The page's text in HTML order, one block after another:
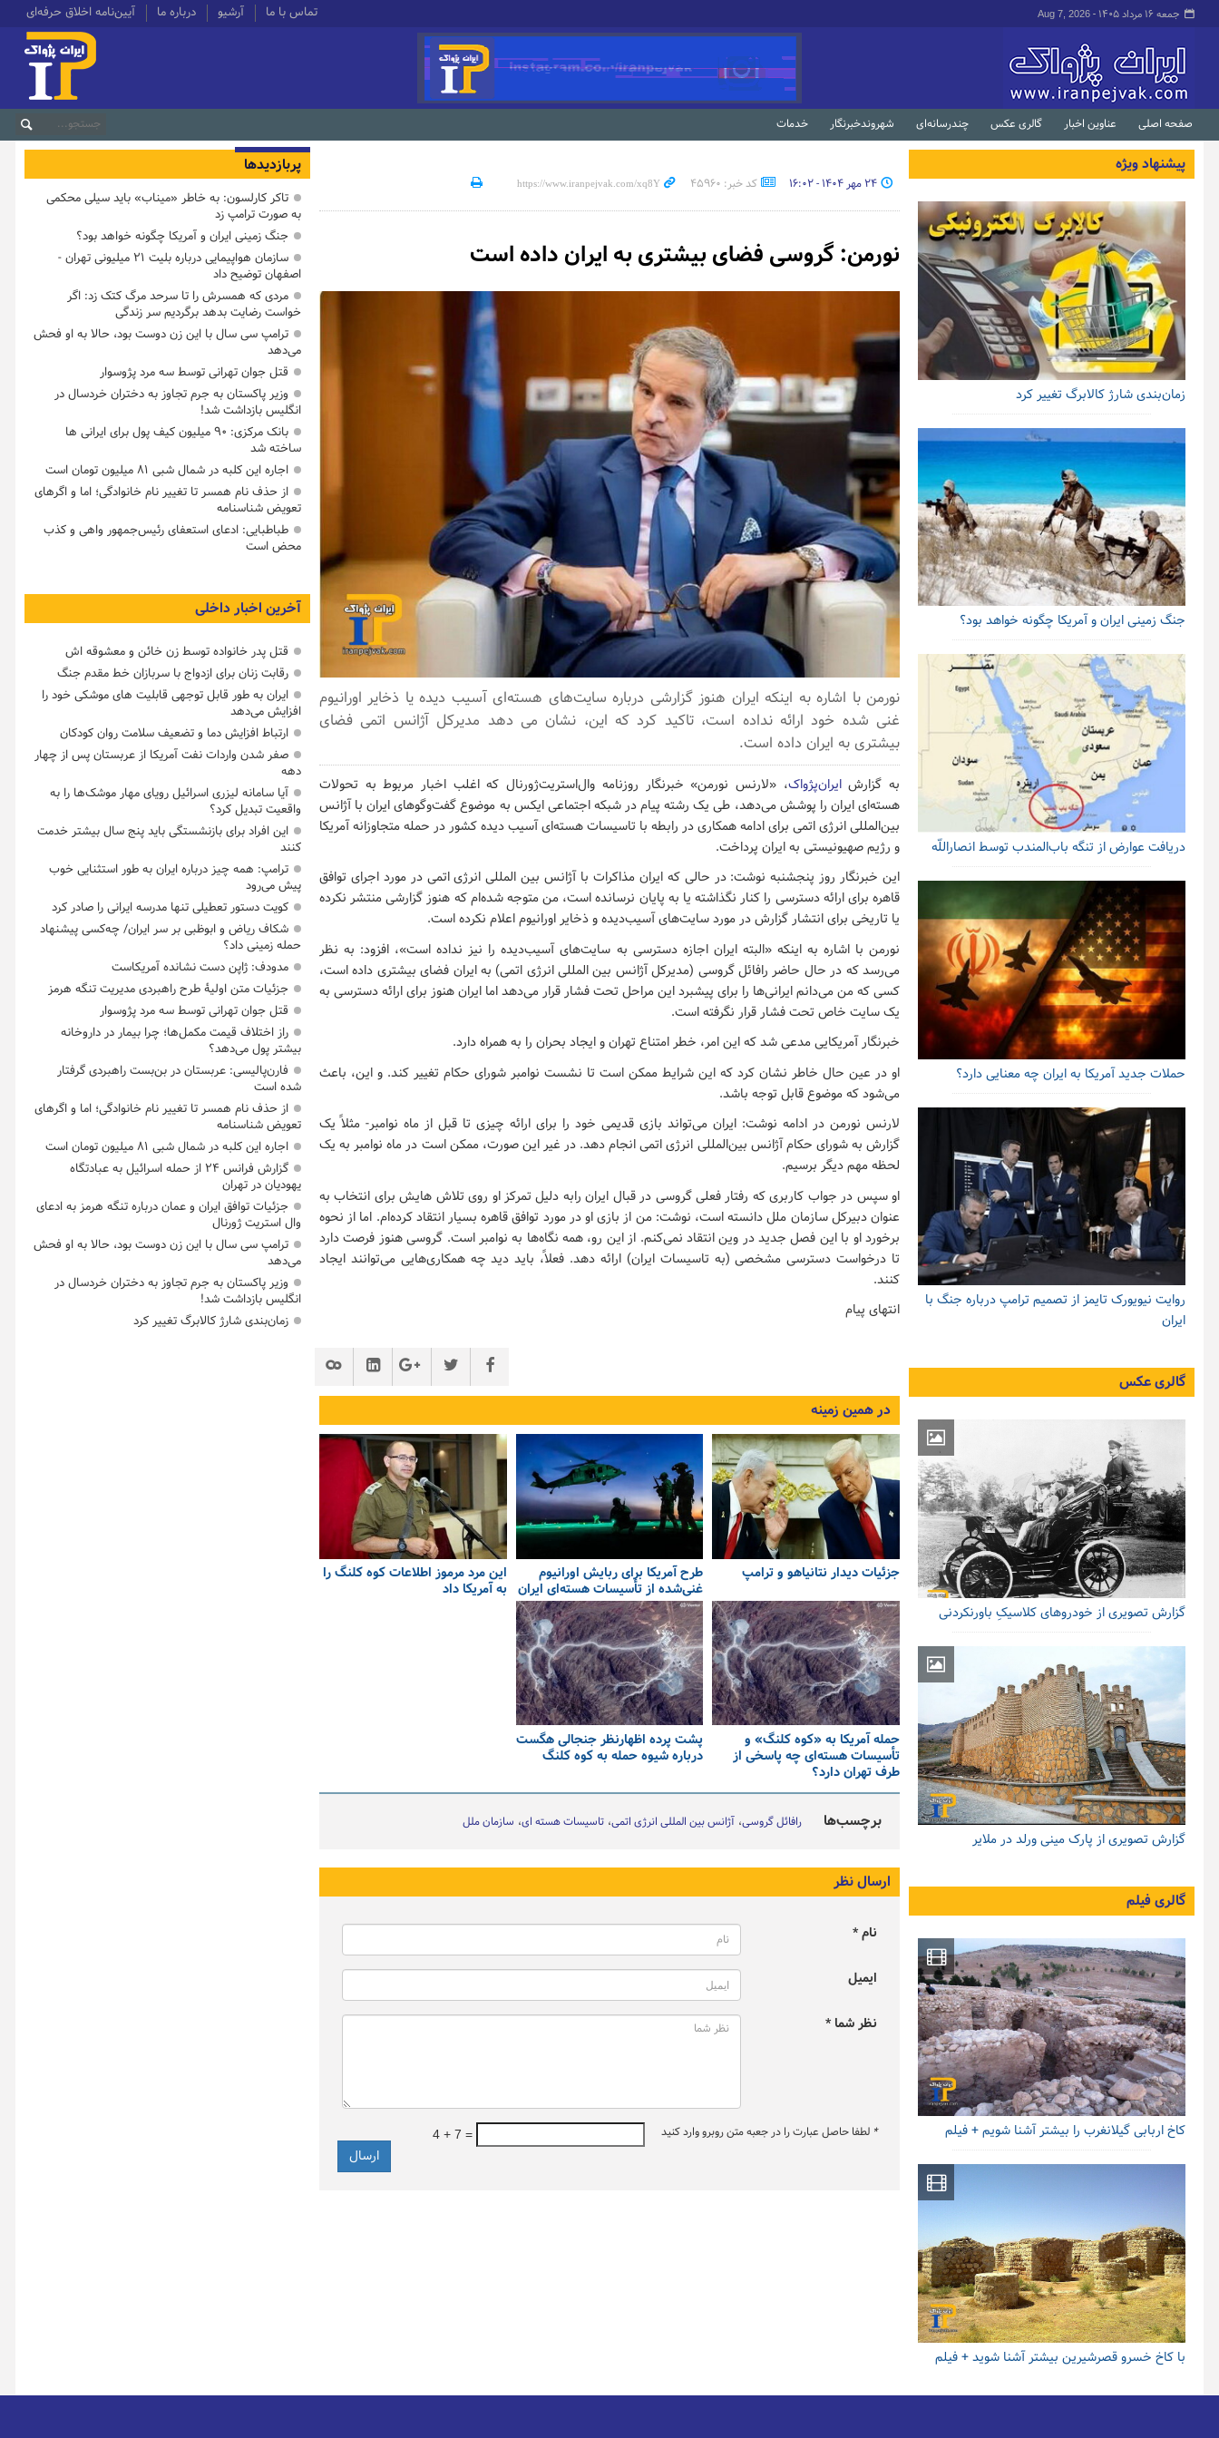
جمعه ۱۶ مرداد ۱۴۰۵ - Aug 7, 2026 تماس با ما آرشیو درباره ما آیین‌نامه اخلاق حرفه‌ای
صفحه اصلی عناوین اخبار گالری عکس چندرسانه‌ای شهروندخبرنگار خدمات
۲۴ مهر ۱۴۰۴ - ۱۶:۰۲ کد خبر: 45960
نورمن: گروسی فضای بیشتری به ایران داده است
نورمن با اشاره به اینکه ایران هنوز گزارشی درباره سایت‌های هسته‌ای آسیب دیده یا ذخایر اورانیوم
غنی شده خود ارائه نداده است، تاکید کرد که این، نشان می دهد مدیرکل آژانس اتمی فضای
بیشتری به ایران داده است.
به گزارشایران‌پژواک، «لارنس نورمن» خبرنگار روزنامه وال‌استریت‌ژورنال که اغلب اخبار مربوط به تحولات
هسته‌ای ایران را پوشش می‌دهد، طی یک رشته پیام در شبکه اجتماعی ایکس به موضوع گفت‌وگوهای ایران با آژانس
بین‌المللی انرژی اتمی برای ادامه همکاری در رابطه با تاسیسات هسته‌ای آسیب دیده کشور در حمله متجاوزانه آمریکا
و رژیم صهیونیستی به ایران پرداخت.
این خبرنگار روز پنجشنبه نوشت: در حالی که ایران مذاکرات با آژانس بین المللی انرژی اتمی در مورد اجرای توافق
قاهره برای ارائه دسترسی را کنار نگذاشته یا به پایان نرسانده است، من متوجه شده‌ام که هنوز گزارشی منتشر نکرده
یا تاریخی برای انتشار گزارش در مورد سایت‌های آسیب‌دیده و ذخایر اورانیوم اعلام نکرده است.
نورمن با اشاره به اینکه «البته ایران اجازه دسترسی به سایت‌های آسیب‌دیده را نیز نداده است»، افزود: به نظر
می‌رسد که در حال حاضر رافائل گروسی (مدیرکل آژانس بین المللی انرژی اتمی) به ایران فضای بیشتری داده است،
کسی که من می‌دانم ایرانی‌ها را برای پیشبرد این مراحل تحت فشار قرار می‌دهد اما ایران هنوز برای ارائه دسترسی به
یک سایت خاص تحت فشار قرار نگرفته است.
خبرنگار آمریکایی مدعی شد که این امر، خطر امتناع تهران و ایجاد بحران را به همراه دارد.
او در عین حال خاطر نشان کرد که این شرایط ممکن است تا نشست نوامبر شورای حکام تغییر کند. و این، باعث
می‌شود که موضوع قابل توجه باشد.
لارنس نورمن در ادامه نوشت: ایران می‌تواند بازی قدیمی خود را برای ارائه چیزی تا قبل از ماه نوامبر- مثلاً یک
گزارش به شورای حکام آژانس بین‌المللی انرژی اتمی انجام دهد. در غیر این صورت، ممکن است در ماه نوامبر به یک
لحظه مهم دیگر برسیم.
او سپس در جواب کاربری که رفتار فعلی گروسی در قبال ایران رابه دلیل تمرکز او روی تلاش هایش برای انتخاب به
عنوان دبیرکل سازمان ملل دانسته است، نوشت: من از بازی او در مورد توافق قاهره بسیار انتقاد کرده‌ام. اما از نحوه
برخورد او با این فصل جدید در وین انتقاد نمی‌کنم. از این رو، همه نگاه‌ها به نوامبر است. گروسی هنوز فرصت دارد
تا درخواست دسترسی مشخصی (به تاسیسات ایران) ارائه دهد. فعلاً، باید دید چه همکاری‌هایی می‌توانند ایجاد
کنند.
انتهای پیام
در همین زمینه
جزئیات دیدار نتانیاهو و ترامپ طرح آمریکا برای ربایش اورانیوم
غنی‌شده از تأسیسات هسته‌ای ایران
این مرد مرموز اطلاعات کوه کلنگ را
به آمریکا داد
حمله آمریکا به «کوه کلنگ» و
تأسیسات هسته‌ای چه پاسخی از
طرف تهران دارد؟
پشت پرده اظهارنظر جنجالی هگست
درباره شیوه حمله به کوه کلنگ
برچسب‌ها رافائل گروسی آژانس بین المللی انرژی اتمی تاسیسات هسته ای سازمان ملل
ارسال نظر
نام *
ایمیل
نظر شما *
* لطفا حاصل عبارت را در جعبه متن روبرو وارد کنید 4 + 7 =
پیشنهاد ویژه
زمان‌بندی شارژ کالابرگ تغییر کرد
جنگ زمینی ایران و آمریکا چگونه خواهد بود؟
دریافت عوارض از تنگه باب‌المندب توسط انصاراللّه
حملات جدید آمریکا به ایران چه معنایی دارد؟
روایت نیویورک تایمز از تصمیم ترامپ درباره جنگ با
ایران
گالری عکس
گزارش تصویری از خودروهای کلاسیکِ باورنکردنی
گزارش تصویری از پارک مینی ورلد در ملایر
گالری فیلم
کاخ اربابی گیلانغرب را بیشتر آشنا شویم + فیلم
با کاخ خسرو قصرشیرین بیشتر آشنا شوید + فیلم
پربازدیدها
تاکر کارلسون: به خاطر «میناب» باید سیلی محکمی
به صورت ترامپ زد
جنگ زمینی ایران و آمریکا چگونه خواهد بود؟
سازمان هواپیمایی درباره بلیت ۲۱ میلیونی تهران -
اصفهان توضیح داد
مردی که همسرش را تا سرحد مرگ کتک زد: اگر
خواست رضایت بدهد برگردیم سر زندگی
ترامپ سی سال با این زن دوست بود، حالا به او فحش
می‌دهد
قتل جوان تهرانی توسط سه مرد پژوسوار
وزیر پاکستان به جرم تجاوز به دختران خردسال در
انگلیس بازداشت شد!
بانک مرکزی: ۹۰ میلیون کیف پول برای ایرانی ها
ساخته شد
اجاره این کلبه در شمال شبی ۸۱ میلیون تومان است
از حذف نام همسر تا تغییر نام خانوادگی؛ اما و اگرهای
تعویض شناسنامه
طباطبایی: ادعای استعفای رئیس‌جمهور واهی و کذب
محض است
آخرین اخبار داخلی
قتل پدر خانواده توسط زن خائن و معشوقه اش
رقابت زنان برای ازدواج با سربازان خط مقدم جنگ
ایران به طور قابل توجهی قابلیت های موشکی خود را
افزایش می‌دهد
ارتباط افزایش دما و تضعیف سلامت روان کودکان
صفر شدن واردات نفت آمریکا از عربستان پس از چهار
دهه
آیا سامانه لیزری اسرائیل رویای مهار موشک‌ها را به
واقعیت تبدیل کرد؟
این افراد برای بازنشستگی باید پنج سال بیشتر خدمت
کنند
ترامپ: همه چیز درباره ایران به طور استثنایی خوب
پیش می‌رود
کویت دستور تعطیلی تنها مدرسه ایرانی را صادر کرد
شکاف ریاض و ابوظبی بر سر ایران/ چه‌کسی پیشنهاد
حمله زمینی داد؟
مدودف: ژاپن دست نشانده آمریکاست
جزئیات متن اولیۀ طرح راهبردی مدیریت تنگه هرمز
قتل جوان تهرانی توسط سه مرد پژوسوار
راز اختلاف قیمت مکمل‌ها؛ چرا بیمار در داروخانه
بیشتر پول می‌دهد؟
فارن‌پالیسی: عربستان در بن‌بست راهبردی گرفتار
شده است
از حذف نام همسر تا تغییر نام خانوادگی؛ اما و اگرهای
تعویض شناسنامه
اجاره این کلبه در شمال شبی ۸۱ میلیون تومان است
گزارش فرانس ۲۴ از حمله اسرائیل به عبادتگاه
یهودیان در تهران
جزئیات توافق ایران و عمان درباره تنگه هرمز به ادعای
وال استریت ژورنال
ترامپ سی سال با این زن دوست بود، حالا به او فحش
می‌دهد
وزیر پاکستان به جرم تجاوز به دختران خردسال در
انگلیس بازداشت شد!
زمان‌بندی شارژ کالابرگ تغییر کرد